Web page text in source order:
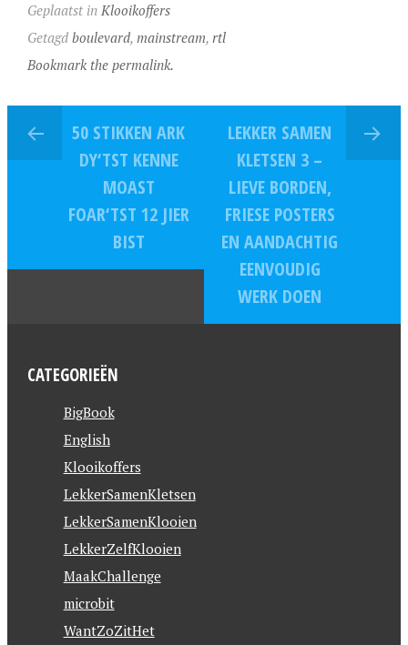
Geplaatst in Klooikoffers
Getagd boulevard, mainstream, rtl
Bookmark the permalink.
50 STIKKEN ARK
DY‘TST KENNE
MOAST
FOAR‘TST 12 JIER
BIST
LEKKER SAMEN
KLETSEN 3 –
LIEVE BORDEN,
FRIESE POSTERS
EN AANDACHTIG
EENVOUDIG
WERK DOEN
CATEGORIEËN
BigBook
English
Klooikoffers
LekkerSamenKletsen
LekkerSamenKlooien
LekkerZelfKlooien
MaakChallenge
microbit
WantZoZitHet